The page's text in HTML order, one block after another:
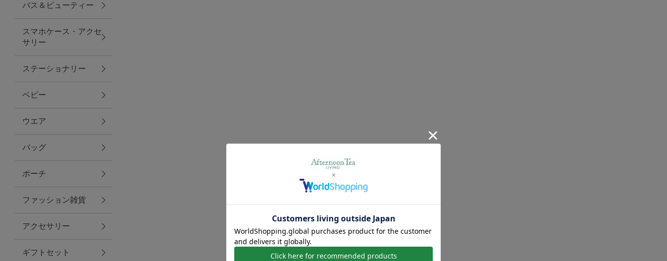
ダイニング
キッチン
ファブリック
グリーン
バス＆ビューティー
バス＆ビューティー
タオル
ウエア＆バッグ
バス＆ビューティー
スマホケース・アクセ
サリー
ステーショナリー
ベビー
ウエア
バッグ
ポーチ
ファッション雑貨
アクセサリー
ギフトセット